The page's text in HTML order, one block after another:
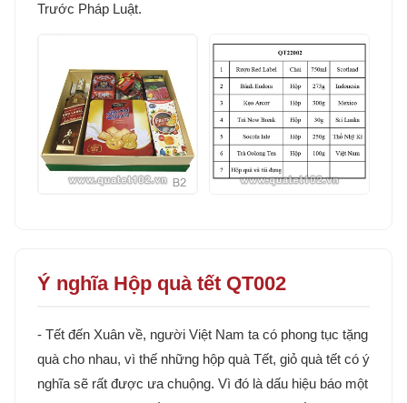
Trước Pháp Luật.
Ý nghĩa Hộp quà tết QT002
- Tết đến Xuân về, người Việt Nam ta có phong tục tặng
quà cho nhau, vì thế những hộp quà Tết, giỏ quà tết có ý
nghĩa sẽ rất được ưa chuộng. Vì đó là dấu hiệu báo một